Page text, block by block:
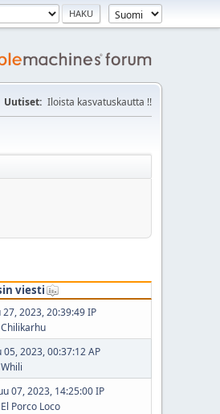
Uutiset: Iloista kasvatuskautta !!
viesti
2023, 20:39:49 IP
Chilikarhu
05, 2023, 00:37:12 AP
Whili
07, 2023, 14:25:00 IP
El Porco Loco